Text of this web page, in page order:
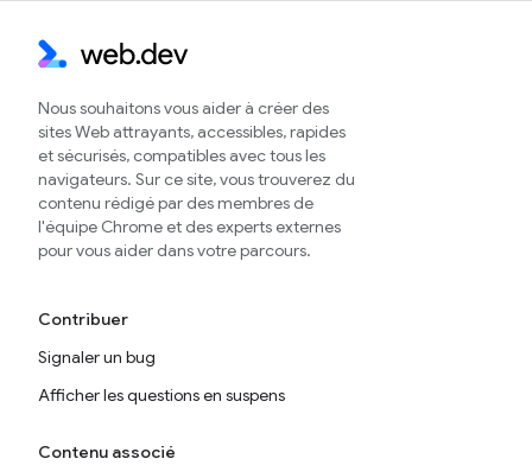
Nous souhaitons vous aider à créer des
sites Web attrayants, accessibles, rapides
et sécurisés, compatibles avec tous les
navigateurs. Sur ce site, vous trouverez du
contenu rédigé par des membres de
l'équipe Chrome et des experts externes
pour vous aider dans votre parcours.
Contribuer
Signaler un bug
Afficher les questions en suspens
Contenu associé